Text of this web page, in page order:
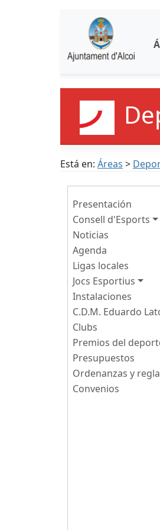
Está en: Áreas >
Presentación
Consell d'Esports
Noticias
Agenda
Ligas locales
Jocs Esportius
Instalaciones
C.D.M. Eduardo
Clubs
Premios del
Presupuestos
Ordenanzas y
Convenios